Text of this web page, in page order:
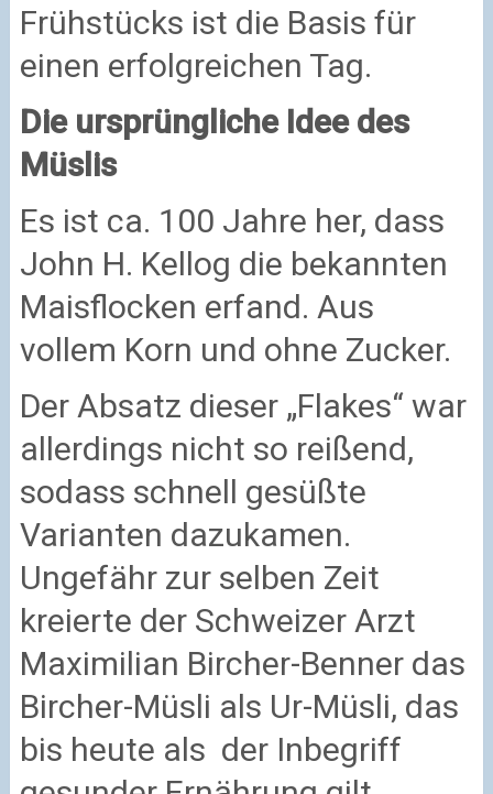
Frühstücks ist die Basis für
einen erfolgreichen Tag.
Die ursprüngliche Idee des
Müslis
Es ist ca. 100 Jahre her, dass
John H. Kellog die bekannten
Maisflocken erfand. Aus
vollem Korn und ohne Zucker.
Der Absatz dieser „Flakes“ war
allerdings nicht so reißend,
sodass schnell gesüßte
Varianten dazukamen.
Ungefähr zur selben Zeit
kreierte der Schweizer Arzt
Maximilian Bircher-Benner das
Bircher-Müsli als Ur-Müsli, das
bis heute als der Inbegriff